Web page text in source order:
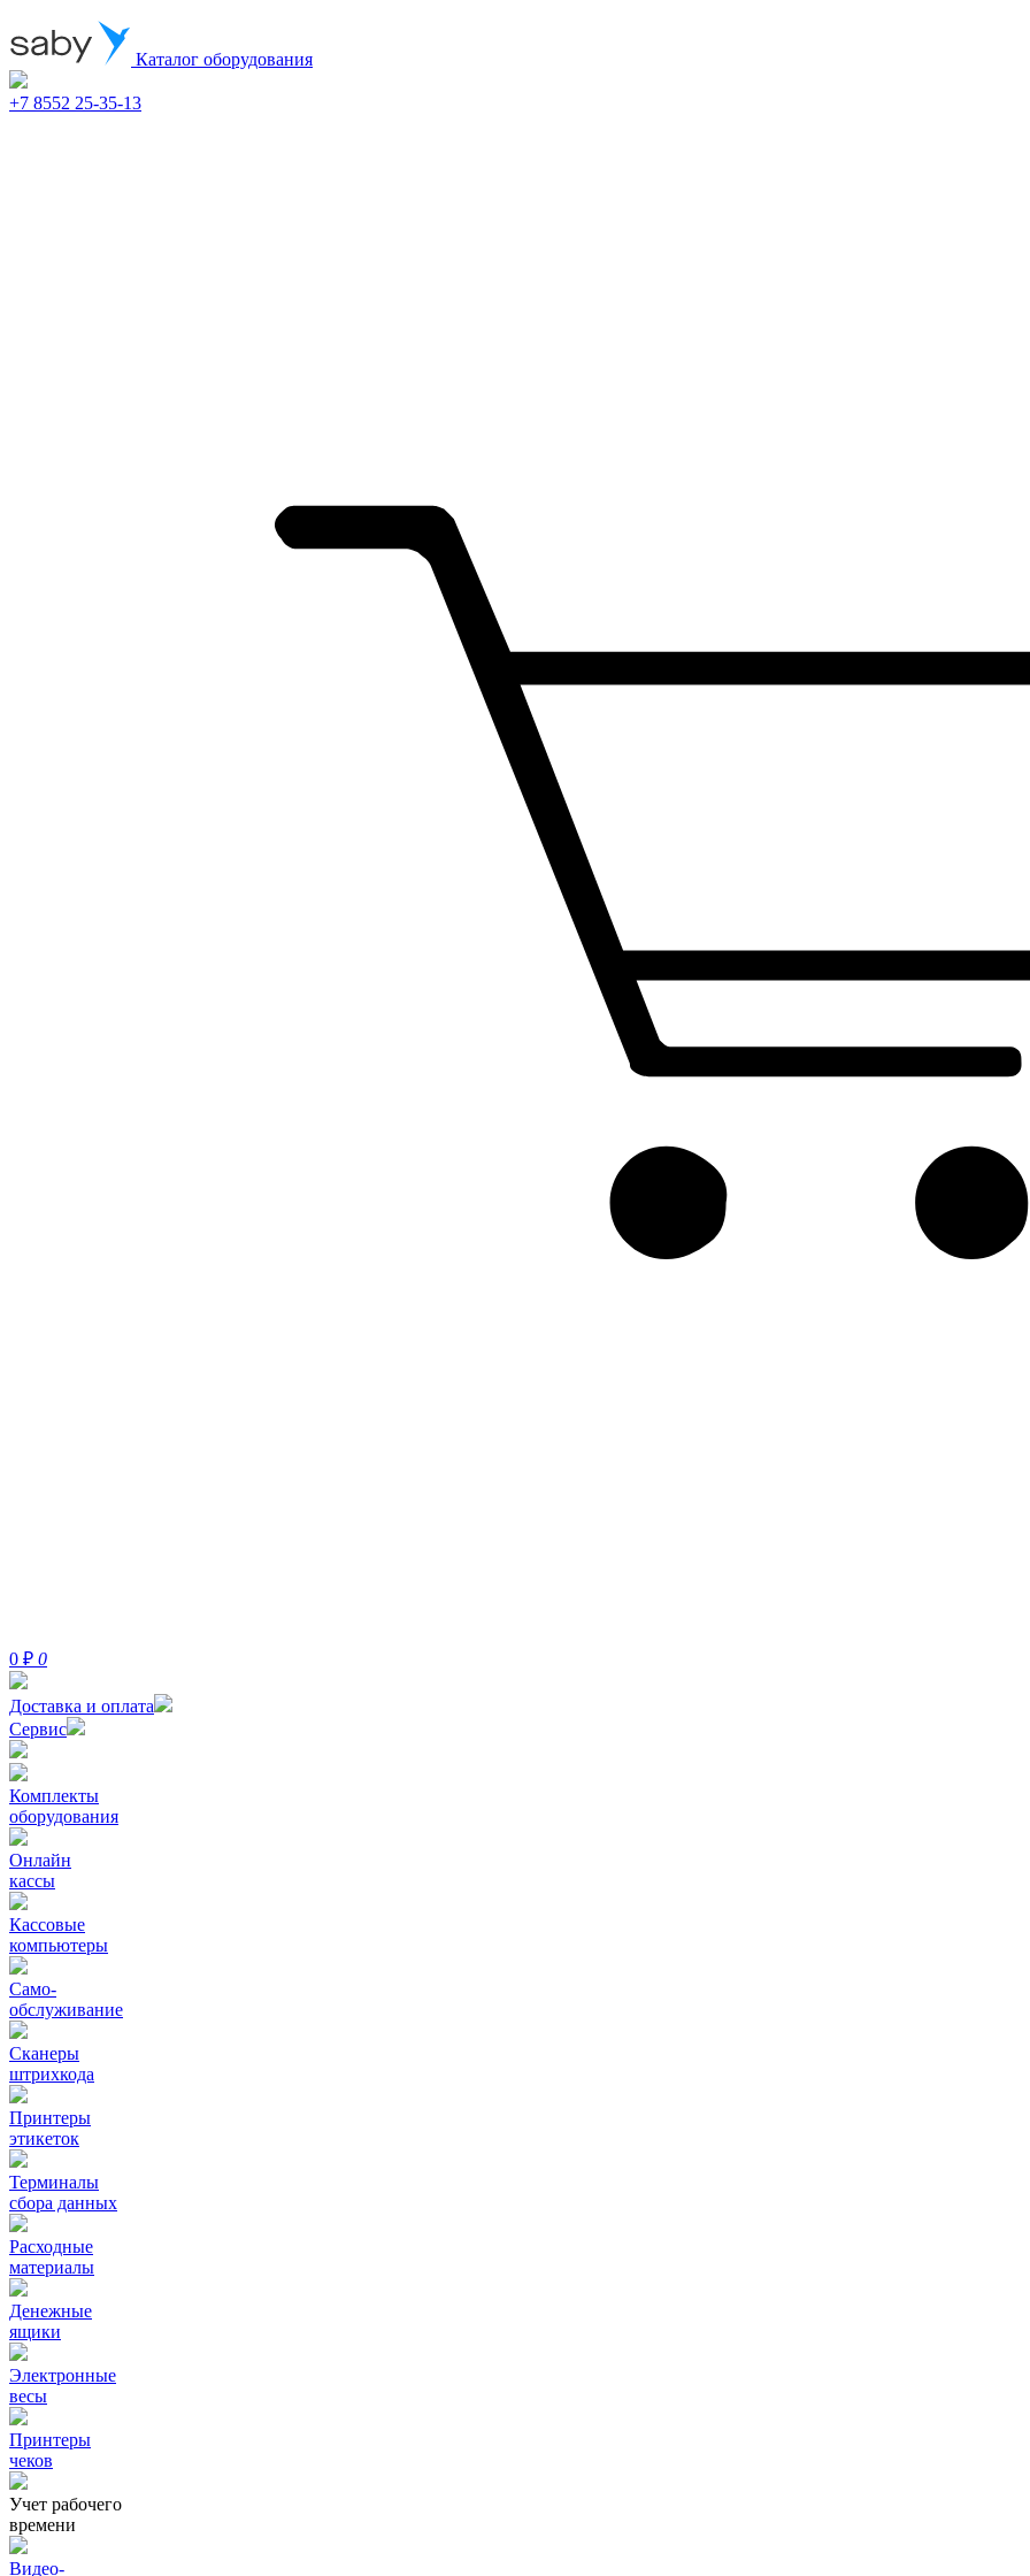
Каталог оборудования
+7 8552 25-35-13
0 ₽ 0
Доставка и оплата
Сервис
Комплекты
оборудования
Онлайн
кассы
Кассовые
компьютеры
Само-
обслуживание
Сканеры
штрихкода
Принтеры
этикеток
Терминалы
сбора данных
Расходные
материалы
Денежные
ящики
Электронные
весы
Принтеры
чеков
Учет рабочего
времени
Видео‑